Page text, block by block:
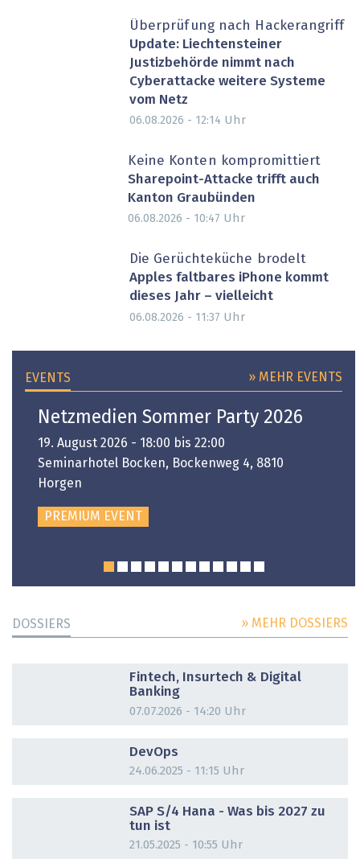
Überprüfung nach Hackerangriff
Update: Liechtensteiner
Justizbehörde nimmt nach
Cyberattacke weitere Systeme
vom Netz
06.08.2026 - 12:14 Uhr
Keine Konten kompromittiert
Sharepoint-Attacke trifft auch
Kanton Graubünden
06.08.2026 - 10:47 Uhr
Die Gerüchteküche brodelt
Apples faltbares iPhone kommt
dieses Jahr – vielleicht
06.08.2026 - 11:37 Uhr
EVENTS » MEHR EVENTS
Netzmedien Sommer Party 2026
19. August 2026 - 18:00 bis 22:00
Seminarhotel Bocken, Bockenweg 4, 8810
Horgen
PREMIUM EVENT
DOSSIERS » MEHR DOSSIERS
Fintech, Insurtech & Digital
Banking
07.07.2026 - 14:20 Uhr
DevOps
24.06.2025 - 11:15 Uhr
SAP S/4 Hana - Was bis 2027 zu
tun ist
21.05.2025 - 10:55 Uhr